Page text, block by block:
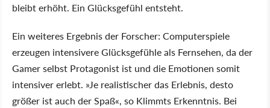
bleibt erhöht. Ein Glücksgefühl entsteht.
Ein weiteres Ergebnis der Forscher: Computerspiele
erzeugen intensivere Glücksgefühle als Fernsehen, da der
Gamer selbst Protagonist ist und die Emotionen somit
intensiver erlebt. »Je realistischer das Erlebnis, desto
größer ist auch der Spaß«, so Klimmts Erkenntnis. Bei